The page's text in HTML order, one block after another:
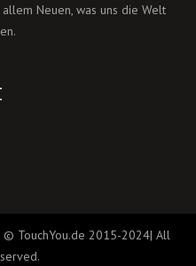
Neuen, was uns die Welt
© TouchYou.de 2015-2024| All